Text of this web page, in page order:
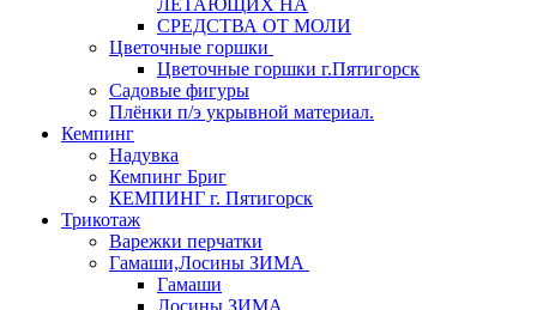
ЛЕТАЮЩИХ НА
СРЕДСТВА ОТ МОЛИ
Цветочные горшки
Цветочные горшки г.Пятигорск
Садовые фигуры
Плёнки п/э укрывной материал.
Кемпинг
Надувка
Кемпинг Бриг
КЕМПИНГ г. Пятигорск
Трикотаж
Варежки перчатки
Гамаши,Лосины ЗИМА
Гамаши
Лосины ЗИМА